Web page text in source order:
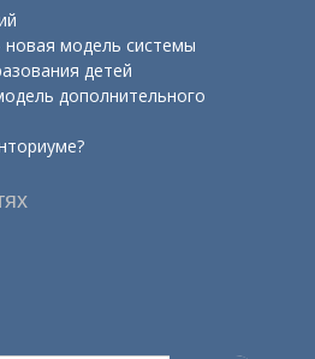
новая модель системы
детей
дополнительного